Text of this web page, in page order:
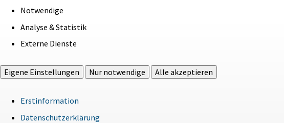
Notwendige
Analyse & Statistik
Externe Dienste
Eigene Einstellungen Nur notwendige Alle akzeptieren
Erstinformation
Datenschutzerklärung